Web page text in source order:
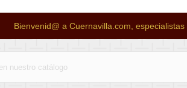
Bienvenid@ a Cuernavilla.com,